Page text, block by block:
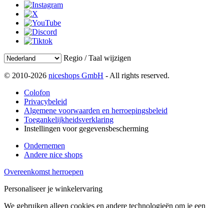
Regio / Taal wijzigen
© 2010-2026 niceshops GmbH - All rights reserved.
Colofon
Privacybeleid
Algemene voorwaarden en herroepingsbeleid
Toegankelijkheidsverklaring
Instellingen voor gegevensbescherming
Ondernemen
Andere nice shops
Overeenkomst herroepen
Personaliseer je winkelervaring
We gebruiken alleen cookies en andere technologieën om je een